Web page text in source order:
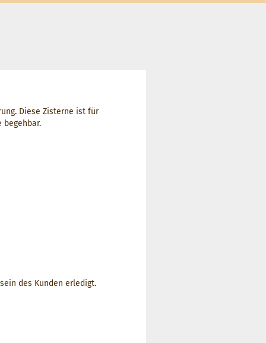
Diese Zisterne ist für
begehbar.
des Kunden erledigt.